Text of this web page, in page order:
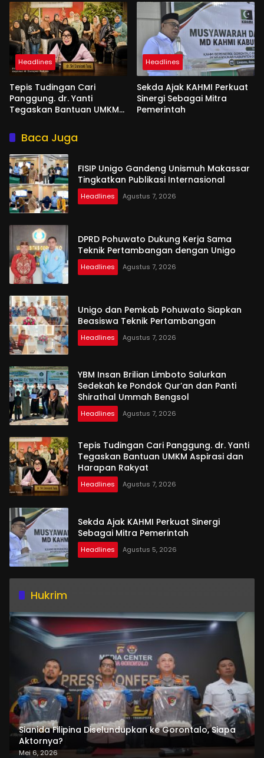
Headlines
Tepis Tudingan Cari
Panggung. dr. Yanti
Tegaskan Bantuan UMKM
Rakyat
Headlines
Sekda Ajak KAHMI Perkuat
Sinergi Sebagai Mitra
Pemerintah
Baca Juga
FISIP Unigo Gandeng Unismuh Makassar
Tingkatkan Publikasi Internasional
Headlines Agustus 7, 2026
DPRD Pohuwato Dukung Kerja Sama
Teknik Pertambangan dengan Unigo
Headlines Agustus 7, 2026
Unigo dan Pemkab Pohuwato Siapkan
Beasiswa Teknik Pertambangan
Headlines Agustus 7, 2026
YBM Insan Brilian Limboto Salurkan
Sedekah ke Pondok Qur’an dan Panti
Shirathal Ummah Bengsol
Headlines Agustus 7, 2026
Tepis Tudingan Cari Panggung. dr. Yanti
Tegaskan Bantuan UMKM Aspirasi dan
Harapan Rakyat
Headlines Agustus 7, 2026
Sekda Ajak KAHMI Perkuat Sinergi
Sebagai Mitra Pemerintah
Headlines Agustus 5, 2026
Hukrim
Sianida Filipina Diselundupkan ke Gorontalo, Siapa
Aktornya?
Mei 6, 2026